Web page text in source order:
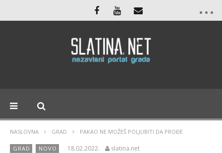
NASLOVNA GRAD PAKAO NE MOŽEŠ POLJUBITI DA PROĐE
GRAD NOVO 18.02.2022. slatina.net